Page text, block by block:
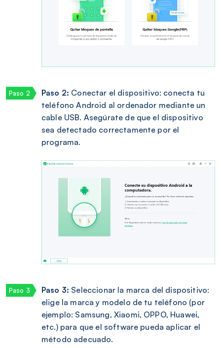
Paso 2: Conectar el dispositivo: conecta tu
teléfono Android al ordenador mediante un
cable USB. Asegúrate de que el dispositivo
sea detectado correctamente por el
programa.
Paso 3: Seleccionar la marca del dispositivo:
elige la marca y modelo de tu teléfono (por
ejemplo: Samsung, Xiaomi, OPPO, Huawei,
etc.) para que el software pueda aplicar el
método adecuado.